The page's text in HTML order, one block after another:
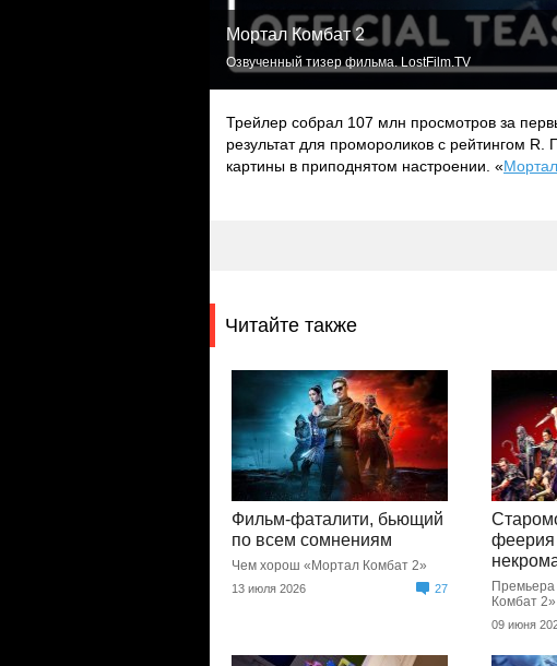
Мортал Комбат 2
Озвученный тизер фильма. LostFilm.TV
Трейлер собрал 107 млн просмотров за
результат для промороликов с рейтингом R.
картины в приподнятом настроении. «
Читайте также
Фильм-фаталити, бьющий
по всем сомнениям
Чем хорош «Мортал Комбат 2»
13 июля 2026 27
феерия
Комбат 2»
09 июня